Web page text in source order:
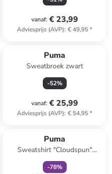
vanaf: € 23,99
Adviesprijs (AVP): € 49,95*
Puma
Sweatbroek zwart
-52%
vanaf: € 25,99
Adviesprijs (AVP): € 54,95*
Puma
Sweatshirt "Cloudspun"
donkerblauw
-78%